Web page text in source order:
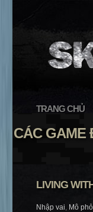
TRANG CHỦ
CÁC GAME
LIVING
Nhập vai, Mô